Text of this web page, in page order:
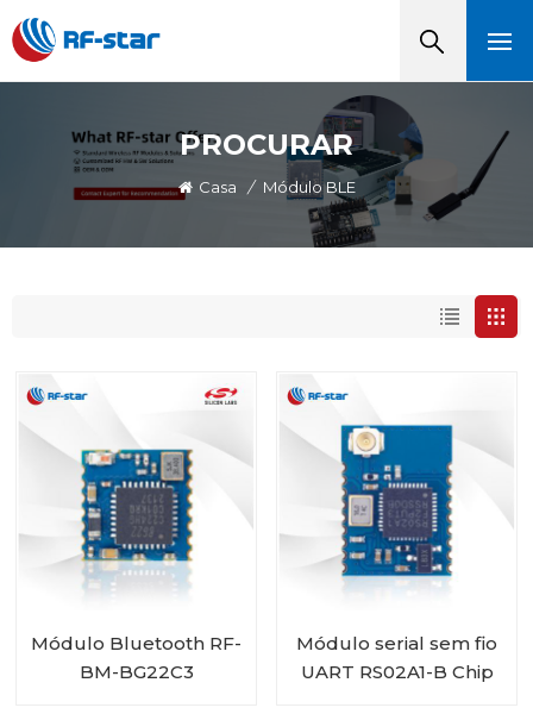
PROCURAR
Casa / Módulo BLE
Módulo Bluetooth RF-
BM-BG22C3
Módulo serial sem fio
UART RS02A1-B Chip